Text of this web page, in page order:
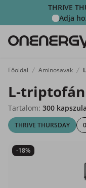
THRIVE
Adja
Főoldal Aminosavak
L-triptofán
Tartalom: 300 kapszula
THRIVE THURSDAY
-18%